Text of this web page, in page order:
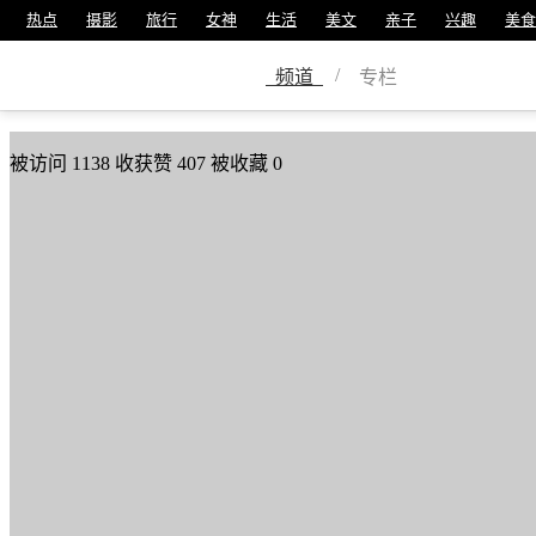
热点 摄影 旅行 女神 生活 美文 亲子 兴趣 美食
频道 / 专栏
美篇号26209336
被访问 1138 收获赞 407 被收藏 0